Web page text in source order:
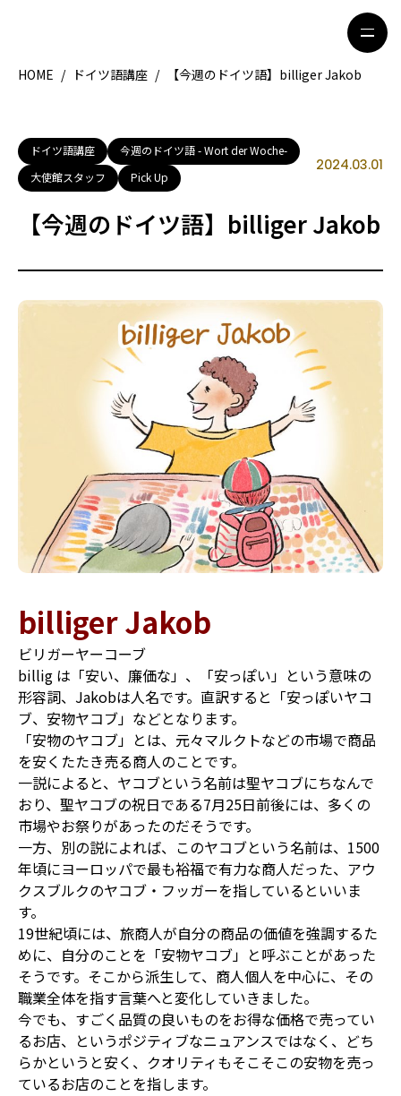
HOME
特集記事
地域別ガイド
グルメ
ライフスタイル
著者一覧
ライター募集
HOME / ドイツ語講座 / 【今週のドイツ語】billiger Jakob
ドイツ語講座
今週のドイツ語 - Wort der Woche-
大使館スタッフ
Pick Up
2024.03.01
【今週のドイツ語】billiger Jakob
billiger Jakob
ビリガーヤーコーブ
billig は「安い、廉価な」、「安っぽい」という意味の
形容詞、Jakobは人名です。直訳すると「安っぽいヤコ
ブ、安物ヤコブ」などとなります。
「安物のヤコブ」とは、元々マルクトなどの市場で商品
を安くたたき売る商人のことです。
一説によると、ヤコブという名前は聖ヤコブにちなんで
おり、聖ヤコブの祝日である7月25日前後には、多くの
市場やお祭りがあったのだそうです。
一方、別の説によれば、このヤコブという名前は、1500
年頃にヨーロッパで最も裕福で有力な商人だった、アウ
クスブルクのヤコブ・フッガーを指しているといいま
す。
19世紀頃には、旅商人が自分の商品の価値を強調するた
めに、自分のことを「安物ヤコブ」と呼ぶことがあった
そうです。そこから派生して、商人個人を中心に、その
職業全体を指す言葉へと変化していきました。
今でも、すごく品質の良いものをお得な価格で売ってい
るお店、というポジティブなニュアンスではなく、どち
らかというと安く、クオリティもそこそこの安物を売っ
ているお店のことを指します。